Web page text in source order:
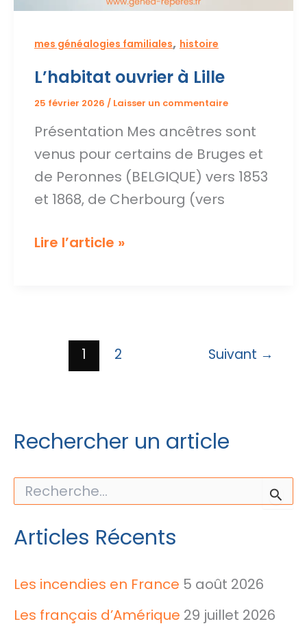
mes généalogies familiales, histoire
L’habitat ouvrier à Lille
25 février 2026 / Laisser un commentaire
Présentation Mes ancêtres sont
venus pour certains de Bruges et
de Peronnes (BELGIQUE) vers 1853
et 1868, de Cherbourg (vers
L’habitat
Lire l’article »
1 2 Suivant →
Rechercher un article
e
h
e
r
Articles Récents
Les incendies en France 5 août 2026
Les français d’Amérique 29 juillet 2026